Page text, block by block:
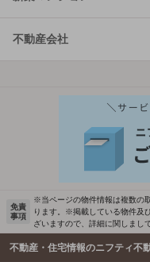
不動産会社
免責
事項
※当ページの物件情報は複数の
ります。※掲載している物件及
ざいますので、詳細に関しまし
不動産・住宅情報のニフティ不